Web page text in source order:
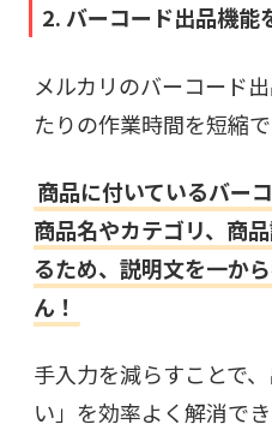
2. バーコード出品機能
メルカリのバーコード
たりの作業時間を短縮で
商品に付いているバー
商品名やカテゴリ、商
るため、説明文を一か
ん！
手入力を減らすことで
い」を効率よく解消でき